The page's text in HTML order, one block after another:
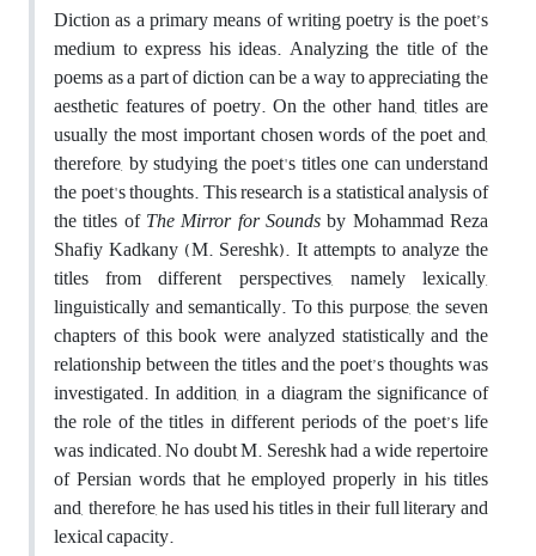
Diction as a primary means of writing poetry is the poet’s
medium to express his ideas. Analyzing the title of the
poems as a part of diction can be a way to appreciating the
aesthetic features of poetry. On the other hand, titles are
usually the most important chosen words of the poet and,
therefore, by studying the poet's titles one can understand
the poet's thoughts. This research is a statistical analysis of
the titles ofThe Mirror for Soundsby Mohammad Reza
Shafiy Kadkany (M. Sereshk). It attempts to analyze the
titles from different perspectives, namely lexically,
linguistically and semantically. To this purpose, the seven
chapters of this book were analyzed statistically and the
relationship between the titles and the poet’s thoughts was
investigated. In addition, in a diagram the significance of
the role of the titles in different periods of the poet’s life
was indicated. No doubt M. Sereshk had a wide repertoire
of Persian words that he employed properly in his titles
and, therefore, he has used his titles in their full literary and
lexical capacity.